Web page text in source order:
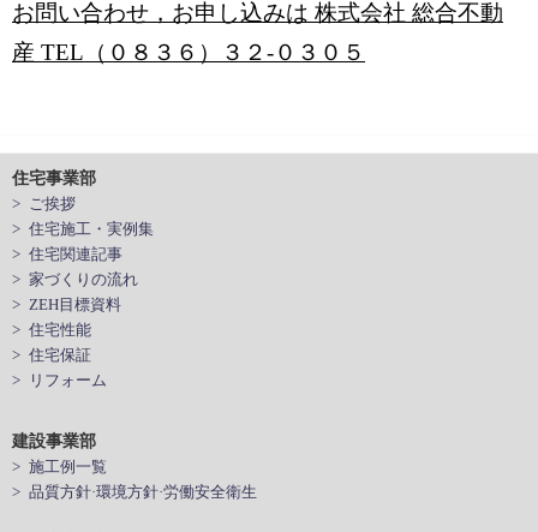
お問い合わせ，お申し込みは 株式会社 総合不動
産 TEL（０８３６）３２-０３０５
住宅事業部
> ご挨拶
> 住宅施工・実例集
> 住宅関連記事
> 家づくりの流れ
> ZEH目標資料
> 住宅性能
> 住宅保証
> リフォーム
建設事業部
> 施工例一覧
> 品質方針·環境方針·労働安全衛生